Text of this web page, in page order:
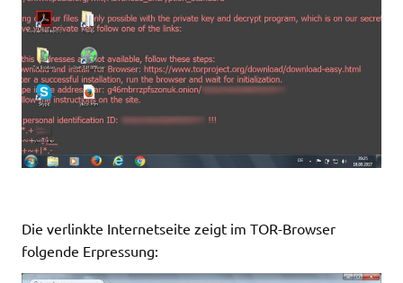
Die verlinkte Internetseite zeigt im TOR-Browser
folgende Erpressung: